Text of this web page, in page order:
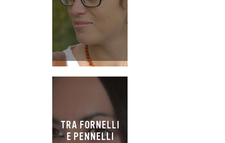
TRA FORNELLI
E PENNELLI